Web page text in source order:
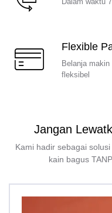
Flexible
Belanja
fleksibel
Jangan
Kami hadir sebagai
kain bagus